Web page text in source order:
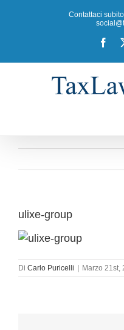
Contattaci
ulixe-group
Di Carlo Puricelli Marzo 21st,